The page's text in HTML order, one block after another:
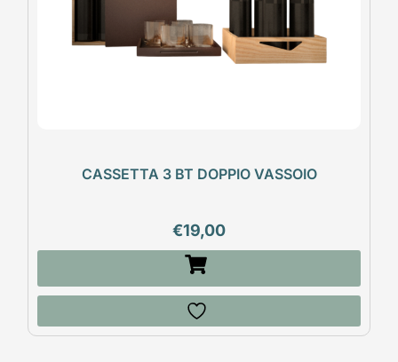
CASSETTA 3 BT DOPPIO VASSOIO
€19,00